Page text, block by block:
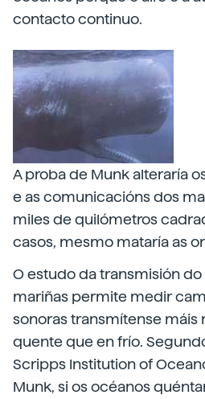
contacto continuo.
A proba de Munk alteraría
e as comunicacións dos
miles de quilómetros
casos, mesmo mataría as
O estudo da transmisión do
mariñas permite medir
sonoras transmítense máis
quente que en frío.
Scripps Institution of
Munk, si os océanos